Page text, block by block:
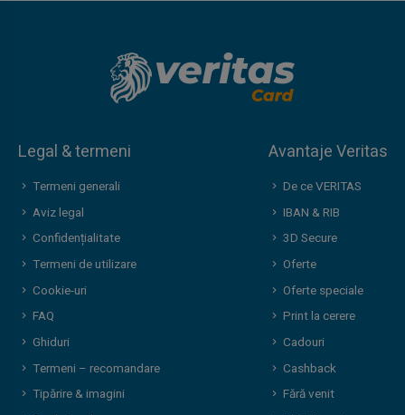
Legal & termeni
Termeni generali
Aviz legal
Confidențialitate
Termeni de utilizare
Cookie-uri
FAQ
Ghiduri
Termeni – recomandare
Tipărire & imagini
Avantaje Veritas
De ce VERITAS
IBAN & RIB
3D Secure
Oferte
Oferte speciale
Print la cerere
Cadouri
Cashback
Fără venit